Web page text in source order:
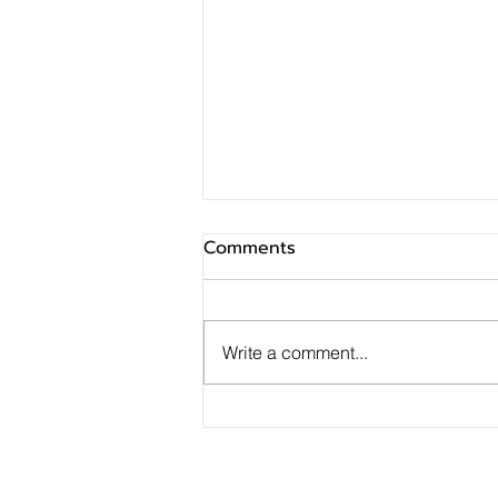
MTS Gold Investment
Comments
Write a comment...